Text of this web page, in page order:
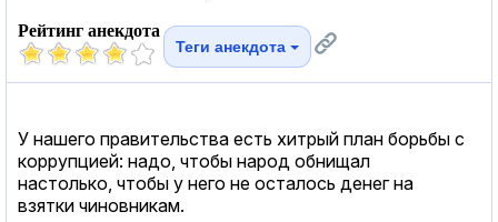
Рейтинг анекдота
Теги анекдота
У нашего правительства есть хитрый план борьбы с
коррупцией: надо, чтобы народ обнищал
настолько, чтобы у него не осталось денег на
взятки чиновникам.